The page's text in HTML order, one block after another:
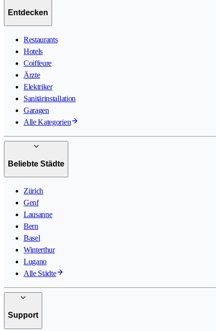
Entdecken
Restaurants
Hotels
Coiffeure
Ärzte
Elektriker
Sanitärinstallation
Garagen
Alle Kategorien
Beliebte Städte
Zürich
Genf
Lausanne
Bern
Basel
Winterthur
Lugano
Alle Städte
Support